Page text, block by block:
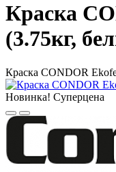
Краска
(3.75кг,
Краска CONDOR
Новинка! Суперцена